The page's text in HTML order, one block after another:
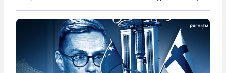
предложил исключить его тексты из программ
общего образования. Мотивировал он это тем,